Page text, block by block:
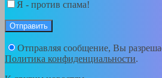
Я - против спама!
Отправляя сообщение, Вы
Политика конфиденциальности.